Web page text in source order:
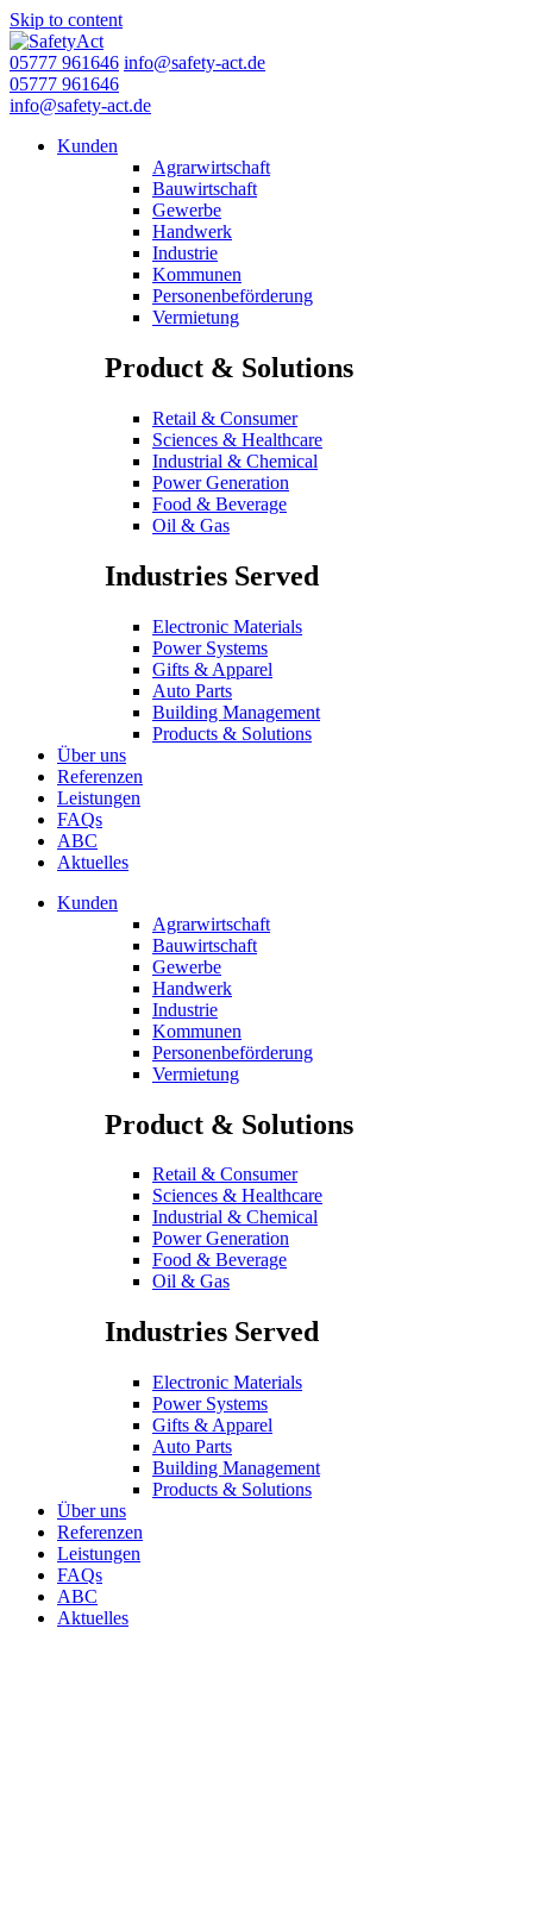
Skip to content
05777 961646 info@safety-act.de
05777 961646
info@safety-act.de
Kunden
Agrarwirtschaft
Bauwirtschaft
Gewerbe
Handwerk
Industrie
Kommunen
Personenbeförderung
Vermietung
Product & Solutions
Retail & Consumer
Sciences & Healthcare
Industrial & Chemical
Power Generation
Food & Beverage
Oil & Gas
Industries Served
Electronic Materials
Power Systems
Gifts & Apparel
Auto Parts
Building Management
Products & Solutions
Über uns
Referenzen
Leistungen
FAQs
ABC
Aktuelles
Kunden
Agrarwirtschaft
Bauwirtschaft
Gewerbe
Handwerk
Industrie
Kommunen
Personenbeförderung
Vermietung
Product & Solutions
Retail & Consumer
Sciences & Healthcare
Industrial & Chemical
Power Generation
Food & Beverage
Oil & Gas
Industries Served
Electronic Materials
Power Systems
Gifts & Apparel
Auto Parts
Building Management
Products & Solutions
Über uns
Referenzen
Leistungen
FAQs
ABC
Aktuelles